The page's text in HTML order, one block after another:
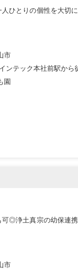
ひとりの個性を大切
市
ンテック本社前駅から
園
◎浄土真宗の幼保連
市